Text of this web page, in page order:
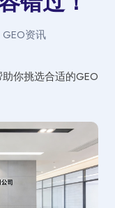
GEO资讯
你挑选合适的GEO